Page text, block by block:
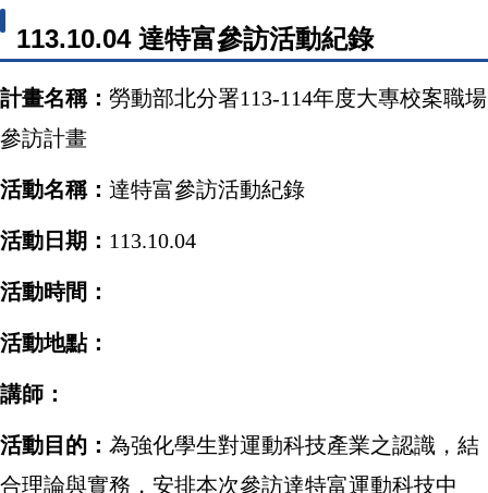
113.10.04 達特富參訪活動紀錄
計畫名稱： 勞動部北分署113-114年度大專校案職場
參訪計畫
活動名稱： 達特富參訪活動紀錄
活動日期： 113.10.04
活動時間：
活動地點：
講師：
活動目的： 為強化學生對運動科技產業之認識，結
合理論與實務，安排本次參訪達特富運動科技中